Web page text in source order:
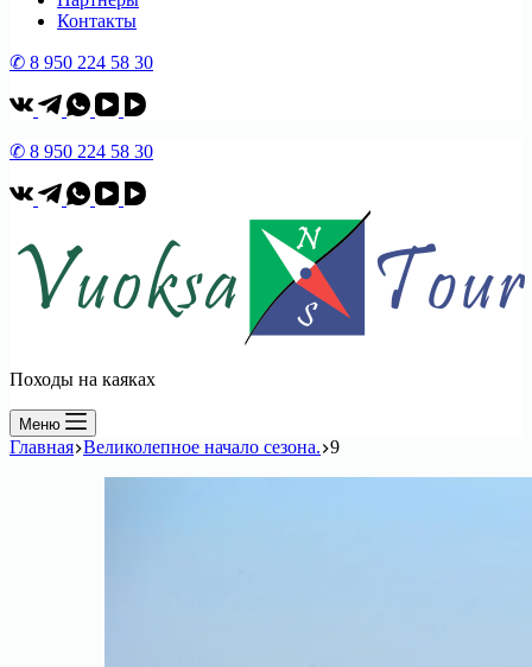
Контакты
✆ 8 950 224 58 30
✆ 8 950 224 58 30
Походы на каяках
Меню
Главная Великолепное начало сезона. 9